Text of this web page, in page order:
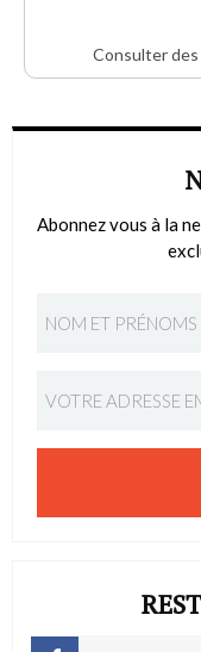
Consulter
Abonnez vous à la